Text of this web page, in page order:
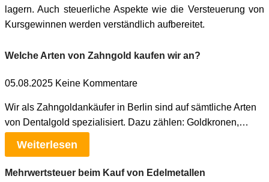
lagern. Auch steuerliche Aspekte wie die Versteuerung von
Kursgewinnen werden verständlich aufbereitet.
Welche Arten von Zahngold kaufen wir an?
05.08.2025 Keine Kommentare
Wir als Zahngoldankäufer in Berlin sind auf sämtliche Arten
von Dentalgold spezialisiert. Dazu zählen: Goldkronen,…
Weiterlesen
Mehrwertsteuer beim Kauf von Edelmetallen